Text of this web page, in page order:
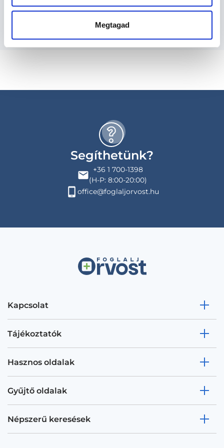
Megtagad
Budapesti és vidéki urológus orvosok
Segíthetünk?
+36 1 700-1398
(H-P: 8:00-20:00)
office@foglaljorvost.hu
Kapcsolat
Tájékoztatók
Hasznos oldalak
Gyűjtő oldalak
Népszerű keresések